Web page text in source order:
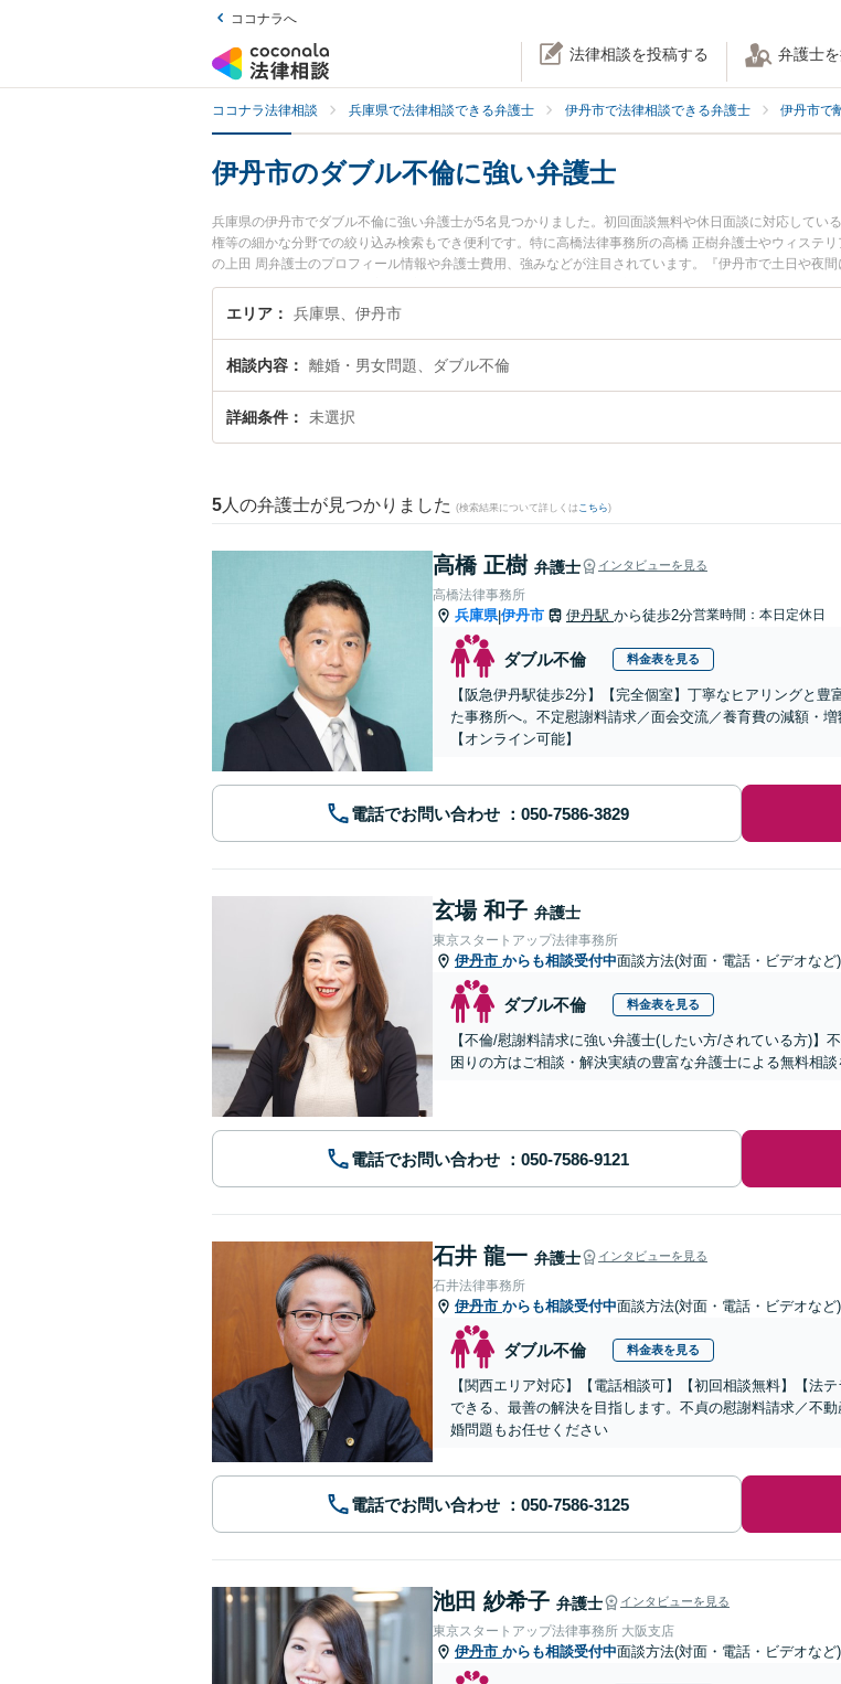
ココナラへ
法律相談を投稿する 弁護士
ココナラ法律相談 兵庫県で法律相談できる弁護士 伊丹市で法律相談できる弁護士 伊丹市で
伊丹市のダブル不倫に強い弁護士
兵庫県の伊丹市でダブル不倫に強い弁護士が5名見つかりました。初回面談無料や休日面談に対応して
権等の細かな分野での絞り込み検索もでき便利です。特に高橋法律事務所の高橋 正樹弁護士やウィステ
の上田 周弁護士のプロフィール情報や弁護士費用、強みなどが注目されています。『伊丹市で土日や夜
ブル不倫のトラブル解決の実績豊富な近くの弁護士を検索したい』『初回相談無料でダブル不倫を法律
におすすめです。
エリア 兵庫県、伊丹市
相談内容 離婚・男女問題、ダブル不倫
詳細条件 未選択
5 人の弁護士が見つかりました (検索結果について詳しくは こちら)
高橋 正樹 弁護士 インタビューを見る
高橋法律事務所
兵庫県|伊丹市 伊丹駅 から徒歩2分営業時間：本日定休日
ダブル不倫 料金表を見る
【阪急伊丹駅徒歩2分】【完全個室】丁寧なヒアリングと
た事務所へ。不定慰謝料請求／面会交流／養育費の減額・
【オンライン可能】
電話でお問い合わせ
玄場 和子 弁護士
東京スタートアップ法律事務所
伊丹市 からも相談受付中面談方法(対面・電話・ビデオなど
ダブル不倫 料金表を見る
【不倫/慰謝料請求に強い弁護士(したい方/されている方)
困りの方はご相談・解決実績の豊富な弁護士による無料相
電話でお問い合わせ
石井 龍一 弁護士 インタビューを見る
石井法律事務所
伊丹市 からも相談受付中面談方法(対面・電話・ビデオなど
ダブル不倫 料金表を見る
【関西エリア対応】【電話相談可】【初回相談無料】【法
できる、最善の解決を目指します。不貞の慰謝料請求／不
婚問題もお任せください
電話でお問い合わせ
池田 紗希子 弁護士 インタビューを見る
東京スタートアップ法律事務所 大阪支店
伊丹市 からも相談受付中面談方法(対面・電話・ビデオなど